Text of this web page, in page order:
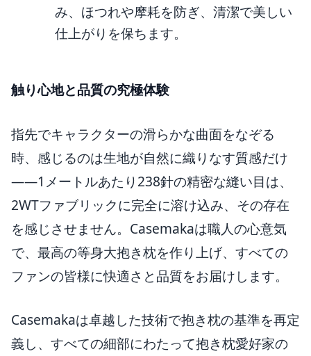
み、ほつれや摩耗を防ぎ、清潔で美しい
仕上がりを保ちます。
触り心地と品質の究極体験
指先でキャラクターの滑らかな曲面をなぞる
時、感じるのは生地が自然に織りなす質感だけ
——1メートルあたり238針の精密な縫い目は、
2WTファブリックに完全に溶け込み、その存在
を感じさせません。Casemakaは職人の心意気
で、最高の等身大抱き枕を作り上げ、すべての
ファンの皆様に快適さと品質をお届けします。
Casemakaは卓越した技術で抱き枕の基準を再定
義し、すべての細部にわたって抱き枕愛好家の